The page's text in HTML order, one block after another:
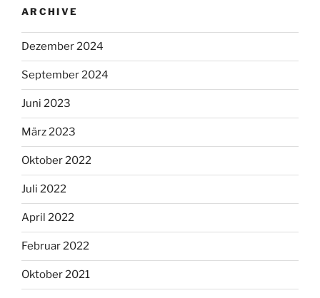
ARCHIVE
Dezember 2024
September 2024
Juni 2023
März 2023
Oktober 2022
Juli 2022
April 2022
Februar 2022
Oktober 2021